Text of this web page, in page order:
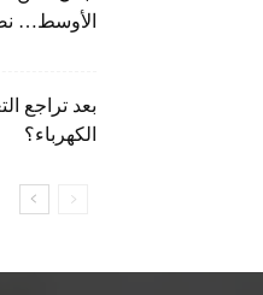
الأوسط…
بعد تراجع
الكهرباء؟